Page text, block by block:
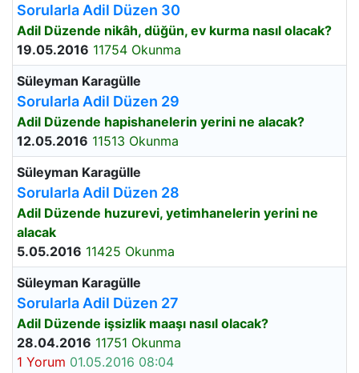
Sorularla Adil Düzen 30
Adil Düzende nikâh, düğün, ev kurma nasıl olacak?
19.05.2016 11754 Okunma
Süleyman Karagülle
Sorularla Adil Düzen 29
Adil Düzende hapishanelerin yerini ne alacak?
12.05.2016 11513 Okunma
Süleyman Karagülle
Sorularla Adil Düzen 28
Adil Düzende huzurevi, yetimhanelerin yerini ne
alacak
5.05.2016 11425 Okunma
Süleyman Karagülle
Sorularla Adil Düzen 27
Adil Düzende işsizlik maaşı nasıl olacak?
28.04.2016 11751 Okunma
1 Yorum 01.05.2016 08:04